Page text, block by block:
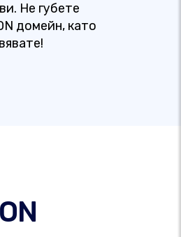
Не губете
домейн, като